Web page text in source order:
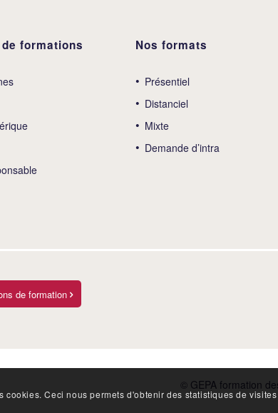
formations Nos formats
Présentiel
Distanciel
Mixte
Demande d’intra
de formation
© GEPA formation
cookies. Ceci nous permets d'obtenir des statistiques de